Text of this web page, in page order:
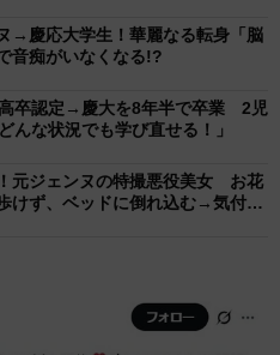
→慶応大学生！華麗なる転身「脳
音痴がいなくなる!?
卒認定→慶大を8年半で卒業 2児
んな状況でも学び直せる！」
元ジェンヌの特撮悪役美女 お花
けず、ベッドに倒れ込む→気付け